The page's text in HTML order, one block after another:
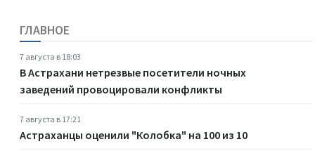
ГЛАВНОЕ
7 августа в 18:03
В Астрахани нетрезвые посетители ночных
заведений провоцировали конфликты
7 августа в 17:21
Астраханцы оценили "Колобка" на 100 из 10